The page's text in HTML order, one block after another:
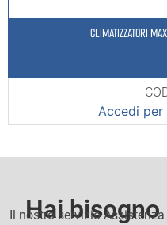
CLIMATIZZATORI
Accedi per
Hai
Il nostro servizio